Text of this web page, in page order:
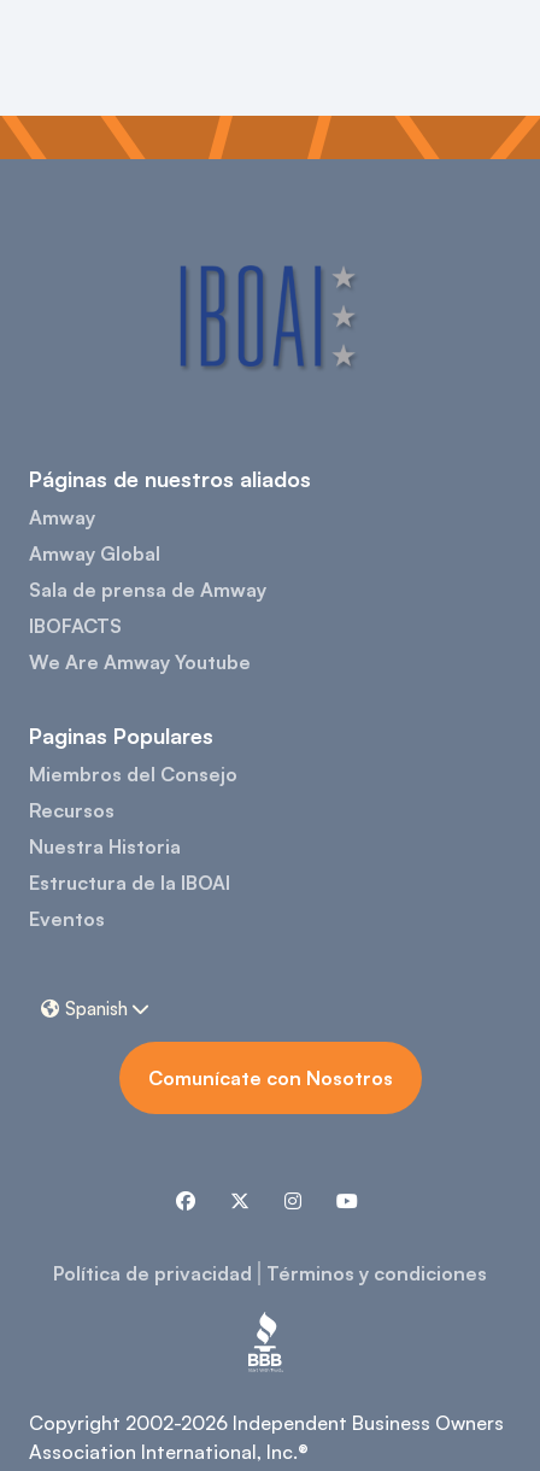
Páginas de nuestros aliados
Amway
Amway Global
Sala de prensa de Amway
IBOFACTS
We Are Amway Youtube
Paginas Populares
Miembros del Consejo
Recursos
Nuestra Historia
Estructura de la IBOAI
Eventos
 Spanish 
Comunícate con Nosotros
   
Política de privacidad Términos y condiciones
Copyright 2002-2026 Independent Business Owners
Association International, Inc.®